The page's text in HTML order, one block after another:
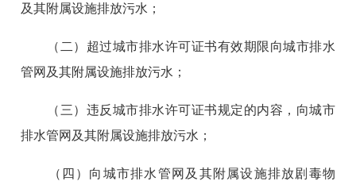
及其附属设施排放污水；
（二）超过城市排水许可证书有效期限向城市排水
管网及其附属设施排放污水；
（三）违反城市排水许可证书规定的内容，向城市
排水管网及其附属设施排放污水；
（四）向城市排水管网及其附属设施排放剧毒物